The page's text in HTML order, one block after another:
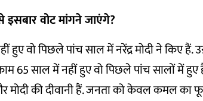
वोट मांगने जाएंगे?
वो पिछले पांच साल में नरेंद्र मोदी ने किए हैं.
65 साल में नहीं हुए वो पिछले पांच सालों में हुए
की दीवानी हैं. जनता को केवल कमल का